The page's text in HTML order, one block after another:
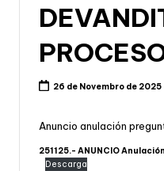
26 de Novembro de 2025
Anuncio anulación
251125.- ANUNCIO
Descarga